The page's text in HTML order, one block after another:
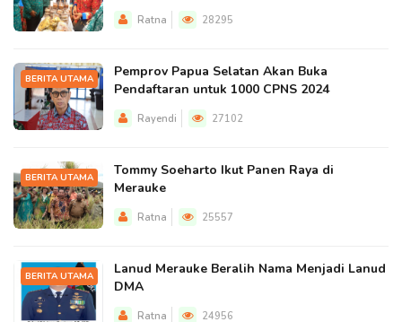
Ratna 28295
BERITA UTAMA
Pemprov Papua Selatan Akan Buka
Pendaftaran untuk 1000 CPNS 2024
Rayendi 27102
BERITA UTAMA
Tommy Soeharto Ikut Panen Raya di
Merauke
Ratna 25557
BERITA UTAMA
Lanud Merauke Beralih Nama Menjadi Lanud
DMA
Ratna 24956